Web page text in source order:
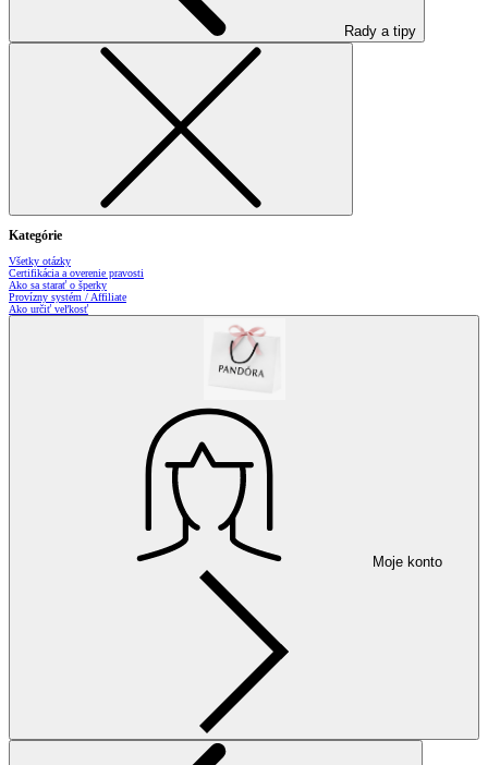
Rady a tipy
Kategórie
Všetky otázky
Certifikácia a overenie pravosti
Ako sa starať o šperky
Provízny systém / Affiliate
Ako určiť veľkosť
Moje konto